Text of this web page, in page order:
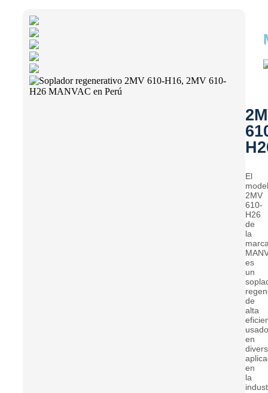
El
2MV
610-
H26
de
la
es
un
de
alta
en
en
la